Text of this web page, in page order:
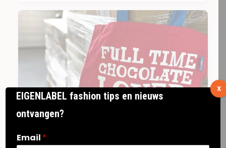
EIGENLABEL fashion tips en nieuws
ontvangen?
Email *
X